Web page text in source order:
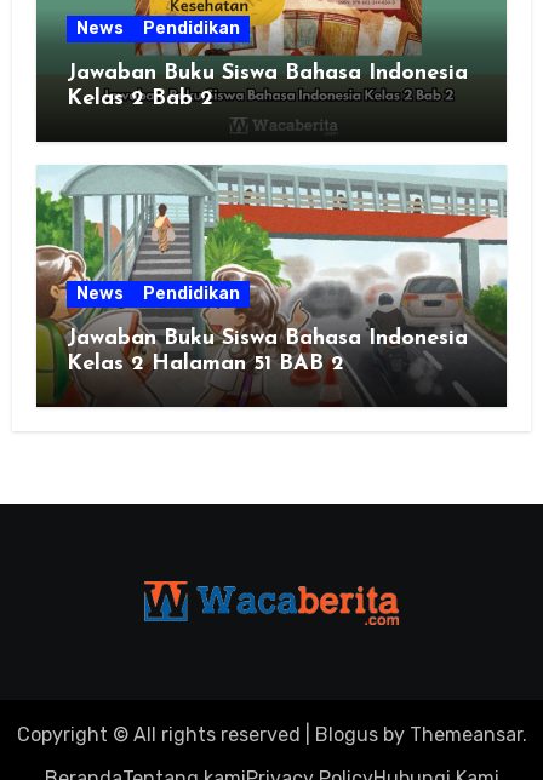
News Pendidikan
Jawaban Buku Siswa Bahasa Indonesia
Kelas 2 Bab 2
News Pendidikan
Jawaban Buku Siswa Bahasa Indonesia
Kelas 2 Halaman 51 BAB 2
Copyright © All rights reserved Blogusby Themeansar.